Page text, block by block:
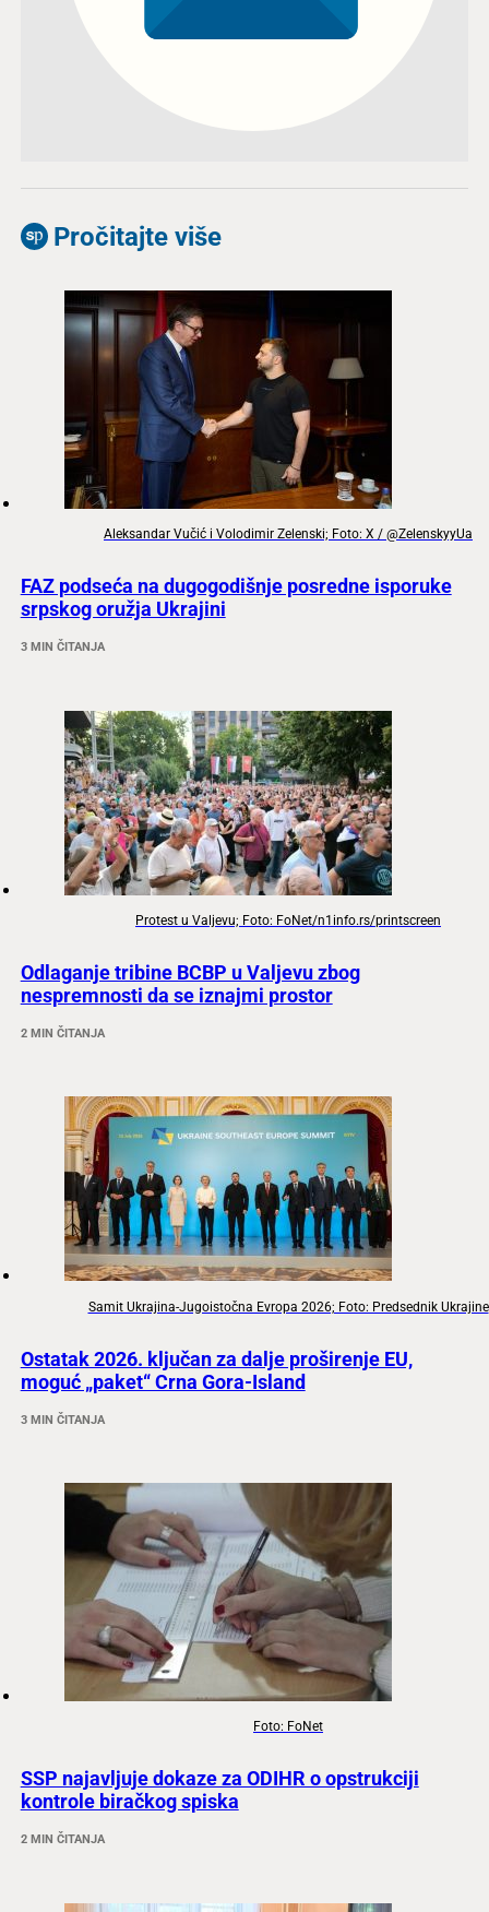
Pročitajte više
Aleksandar Vučić i Volodimir Zelenski; Foto: X / @ZelenskyyUa
FAZ podseća na dugogodišnje posredne isporuke
srpskog oružja Ukrajini
3 MIN ČITANJA
Protest u Valjevu; Foto: FoNet/n1info.rs/printscreen
Odlaganje tribine BCBP u Valjevu zbog
nespremnosti da se iznajmi prostor
2 MIN ČITANJA
Samit Ukrajina-Jugoistočna Evropa 2026; Foto: Predsednik Ukrajine
Ostatak 2026. ključan za dalje proširenje EU,
moguć „paket“ Crna Gora-Island
3 MIN ČITANJA
Foto: FoNet
SSP najavljuje dokaze za ODIHR o opstrukciji
kontrole biračkog spiska
2 MIN ČITANJA